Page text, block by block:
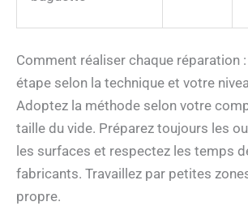
Comment réaliser chaque réparation
étape selon la technique et votre
Adoptez la méthode selon votre
taille du vide. Préparez toujours les
les surfaces et respectez les temps
fabricants. Travaillez par petites
propre.